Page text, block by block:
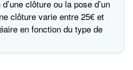
clôture ou la pose d’un
clôture varie entre 25€ et
en fonction du type de